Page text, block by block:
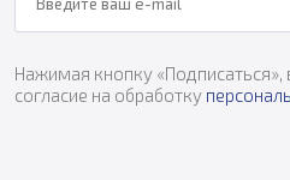
Нажимая кнопку
согласие на обработку